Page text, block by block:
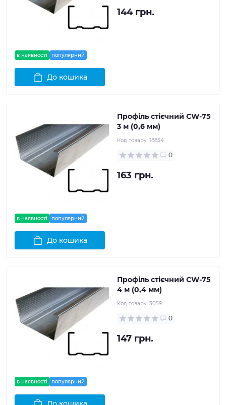
в наявності популярний
144 грн.
До кошика
в наявності популярний
Профіль стієчний CW-75
3 м (0,6 мм)
Код товару: 18854
0
163 грн.
До кошика
в наявності популярний
Профіль стієчний CW-75
4 м (0,4 мм)
Код товару: 3059
0
147 грн.